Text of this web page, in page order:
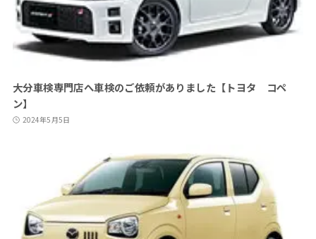
大分車検専門店へ車検のご依頼がありました【トヨタ コペ
ン】
2024年5月5日